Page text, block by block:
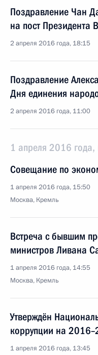
Поздравление Чан
на пост Президента
2 апреля 2016 года, 18:15
Поздравление
Дня единения
2 апреля 2016 года, 11:00
1 апреля 2016 года,
Совещание по
1 апреля 2016 года, 15:50
Москва, Кремль
Встреча с бывшим
министров Ливана
1 апреля 2016 года, 14:55
Москва, Кремль
Утверждён
коррупции на
1 апреля 2016 года, 13:45